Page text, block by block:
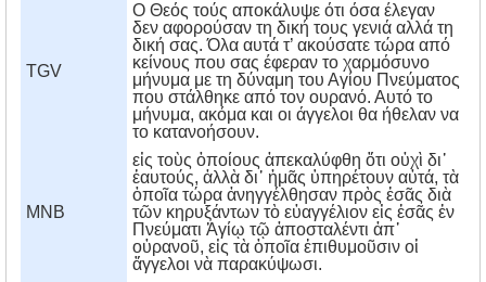
TGV
Ο Θεός τούς αποκάλυψε ότι όσα έλεγαν
δεν αφορούσαν τη δική τους γενιά αλλά τη
δική σας. Όλα αυτά τ’ ακούσατε τώρα από
κείνους που σας έφεραν το χαρμόσυνο
μήνυμα με τη δύναμη του Αγίου Πνεύματος
που στάλθηκε από τον ουρανό. Αυτό το
μήνυμα, ακόμα και οι άγγελοι θα ήθελαν να
το κατανοήσουν.
MNB
εἰς τοὺς ὁποίους ἀπεκαλύφθη ὅτι οὐχὶ δι᾿
ἑαυτούς, ἀλλὰ δι᾿ ἡμᾶς ὑπηρέτουν αὐτά, τὰ
ὁποῖα τώρα ἀνηγγέλθησαν πρὸς ἐσᾶς διὰ
τῶν κηρυξάντων τὸ εὐαγγέλιον εἰς ἐσᾶς ἐν
Πνεύματι Ἁγίῳ τῷ ἀποσταλέντι ἀπ᾿
οὐρανοῦ, εἰς τὰ ὁποῖα ἐπιθυμοῦσιν οἱ
ἄγγελοι νὰ παρακύψωσι.